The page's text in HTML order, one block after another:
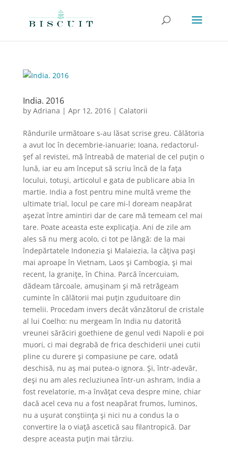
India. 2016
by Adriana | Apr 12, 2016| Calatorii
Rândurile următoare s-au lăsat scrise greu. Călătoria
a avut loc în decembrie-ianuarie; Ioana, redactorul-
şef al revistei, mă întreabă de material de cel puţin o
lună, iar eu am început să scriu încă de la faţa
locului, totuşi, articolul e gata de publicare abia în
martie. India a fost pentru mine multă vreme the
ultimate trial, locul pe care mi-l doream neapărat
aşezat între amintiri dar de care mă temeam cel mai
tare. Poate aceasta este explicaţia. Ani de zile am
ales să nu merg acolo, ci tot pe lângă: de la mai
îndepărtatele Indonezia şi Malaiezia, la câţiva paşi
mai aproape în Vietnam, Laos şi Cambogia, şi mai
recent, la graniţe, în China. Parcă încercuiam,
dădeam târcoale, amuşinam şi mă retrăgeam
cuminte în călătorii mai puţin zguduitoare din
temelii. Procedam invers decât vânzătorul de cristale
al lui Coelho: nu mergeam în India nu datorită
vreunei sărăciri goethiene de genul vedi Napoli e poi
muori, ci mai degrabă de frica deschiderii unei cutii
pline cu durere şi compasiune pe care, odată
deschisă, nu aş mai putea-o ignora. Şi, într-adevăr,
deşi nu am ales recluziunea într-un ashram, India a
fost revelatorie, m-a învăţat ceva despre mine, chiar
dacă acel ceva nu a fost neapărat frumos, luminos,
nu a uşurat conştiinţa şi nici nu a condus la o
convertire la o viaţă ascetică sau filantropică. Dar
despre aceasta puţin mai târziu.